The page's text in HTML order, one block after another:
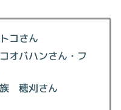
コさん
オバハンさん・フ
穂刈さん